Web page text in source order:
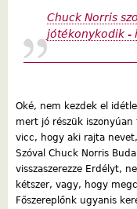
Chuck Norris
jótékonykodik -
Oké, nem kezdek el
mert jó részük
vicc, hogy aki rajta
Szóval Chuck Norris
visszaszerezze Erdélyt,
kétszer, vagy, hogy
Főszereplőnk ugyanis